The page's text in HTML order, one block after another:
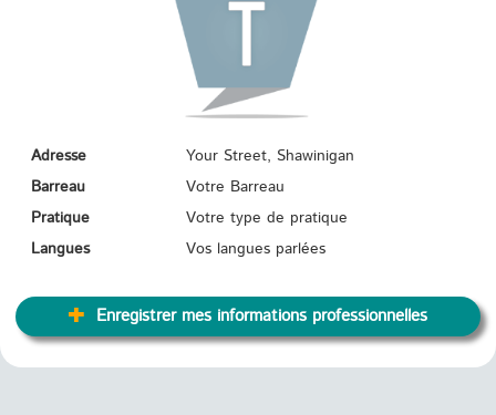
Adresse
Your Street, Shawinigan
Barreau
Votre Barreau
Pratique
Votre type de pratique
Langues
Vos langues parlées
Enregistrer mes informations professionnelles